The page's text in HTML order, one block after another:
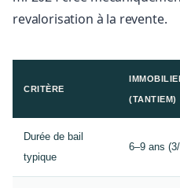
revalorisation à la revente.
CRITÈRE
(TANTIEM)
Durée de bail
typique
6–9 ans